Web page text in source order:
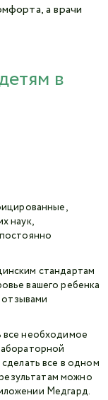
а врачи
в
наук,
стандартам
вашего ребенка
необходимое
все в одном
можно
Медгард.